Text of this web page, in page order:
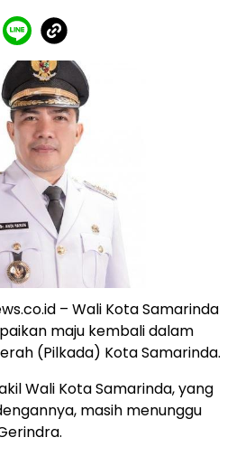
– Wali Kota Samarinda
maju kembali dalam
(Pilkada) Kota Samarinda.
Wali Kota Samarinda, yang
masih menunggu